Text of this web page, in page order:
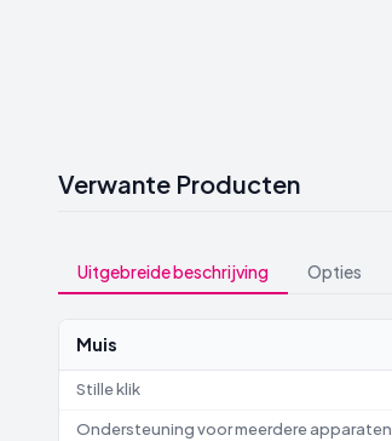
Verwante Producten
Uitgebreide beschrijving Opties
Muis
Stille klik
Ondersteuning voor meerdere apparaten